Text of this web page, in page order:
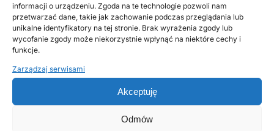
informacji o urządzeniu. Zgoda na te technologie pozwoli nam
przetwarzać dane, takie jak zachowanie podczas przeglądania lub
unikalne identyfikatory na tej stronie. Brak wyrażenia zgody lub
wycofanie zgody może niekorzystnie wpłynąć na niektóre cechy i
funkcje.
Zarządzaj serwisami
Akceptuję
Odmów
spełnienia wszystkich poniżej wymienionych
czynności:
zgłoszenia wodnoprawnego zgodnie z art. 394
ust.1 pkt 13 ustawy z dnia 20 lipca 2017 r. Prawo
wodne (Dz.U. z 2023 r. poz. 1478 z późn. zm.) do
Państwowego Gospodarstwa Wodnego Wody
Polskie. Nadzór Wodny w Pajęcznie, ul. Kościuszki